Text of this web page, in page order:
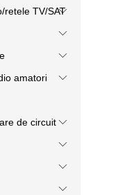
retele TV/SAT
amatori
de circuit